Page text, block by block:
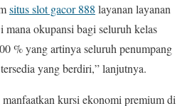
situs slot gacor 888 layanan layanan
mana okupansi bagi seluruh kelas
% yang artinya seluruh penumpang
yang berdiri,” lanjutnya.
kursi ekonomi premium di